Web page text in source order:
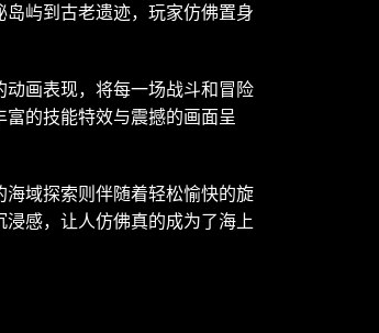
屿到古老遗迹，玩家仿佛置身
画表现，将每一场战斗和冒险
的技能特效与震撼的画面呈
域探索则伴随着轻松愉快的旋
感，让人仿佛真的成为了海上